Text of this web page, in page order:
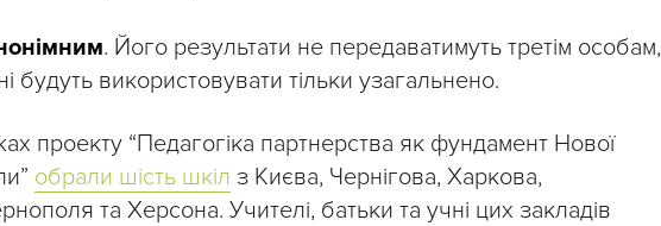
. Його результати не передаватимуть третім особам,
будуть використовувати тільки узагальнено.
проекту “Педагогіка партнерства як фундамент Нової
обрали шість шкіл з Києва, Чернігова, Харкова,
та Херсона. Учителі, батьки та учні цих закладів